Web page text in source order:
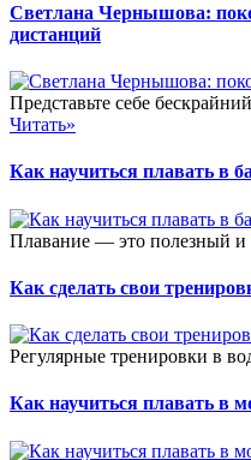
Светлана Чернышова:
дистанций
Представьте себе
Читать»
Как научиться плавать в
Плавание — это полезный и
Как сделать свои
Регулярные тренировки в
Как научиться плавать в